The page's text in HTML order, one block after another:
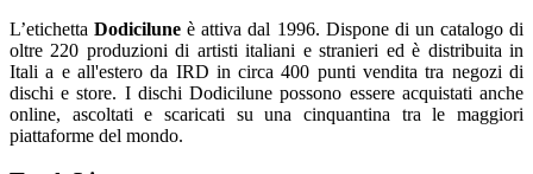
L’etichettaDodicilune è attiva dal 1996. Dispone di un catalogo di
oltre 220 produzioni di artisti italiani e stranieri ed è distribuita in
Itali a e all'estero da IRD in circa 400 punti vendita tra negozi di
dischi e store. I dischi Dodicilune possono essere acquistati anche
online, ascoltati e scaricati su una cinquantina tra le maggiori
piattaforme del mondo.